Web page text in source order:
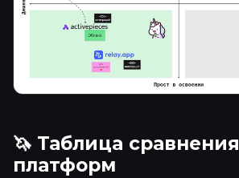
🦄 Таблица сравнения
платформ